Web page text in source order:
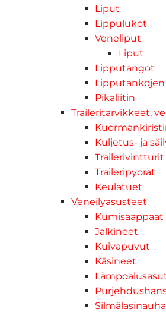
Liput
Lippulukot
Veneliput
Liput
Lipputangot
Lipputankojen
Pikaliitin
Traileritarvikkeet,
Kuljetus- ja
Trailerivintturit
Traileripyörät
Keulatuet
Veneilyasusteet
Kumisaappaat
Jalkineet
Kuivapuvut
Käsineet